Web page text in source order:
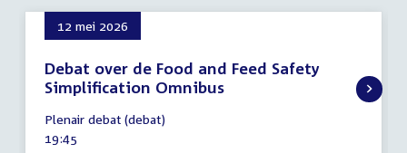
12 mei 2026
Debat over de Food and Feed Safety
Simplification Omnibus
mei
2026
Plenair debat (debat)
Tijd
19:45